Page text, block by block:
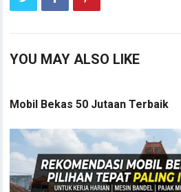
YOU MAY ALSO LIKE
Mobil Bekas 50 Jutaan Terbaik